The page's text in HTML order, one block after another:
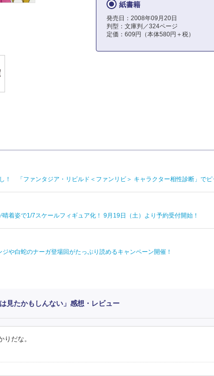
紙書籍
発売日：2008年09月20日
判型：文庫判／324ページ
定価：609円（本体580円＋税）
！ 「ファンタジア・リビルド＜ファンリビ＞ キャラクター相性診断」でピ
晴着姿で1/7スケールフィギュア化！ 9月19日（土）より予約受付開始！
や白蛇のナーガ登場回がたっぷり読めるキャンペーン開催！
見たかもしんない」感想・レビュー
りだな。